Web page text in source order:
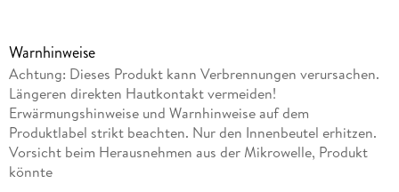
Bitte
beachten Sie die Nutzungshinweise in der Anleitung.
Anleitung:- Nur in der Mikrowelle oder im Elektro-Backofen
erwärmen.
- Die Mikrowelle oder der Ofen darf nur von Erwachsenen
bedient werden.
- Das erwärmte Produkt kann
Warnhinweise
Achtung: Dieses Produkt kann Verbrennungen verursachen.
Längeren direkten Hautkontakt vermeiden!
Erwärmungshinweise und Warnhinweise auf dem
Produktlabel strikt beachten. Nur den Innenbeutel erhitzen.
Vorsicht beim Herausnehmen aus der Mikrowelle, Produkt
könnte